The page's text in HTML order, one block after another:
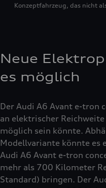
Konzeptfahrzeug, das nicht
Neue
es möglich
Der Audi A6 Avant e-tron
an elektrischer
möglich sein könnte.
Modellvariante könnte es
Audi A6 Avant e-tron
mehr als 700 Kilometer
Standard) bringen. Der